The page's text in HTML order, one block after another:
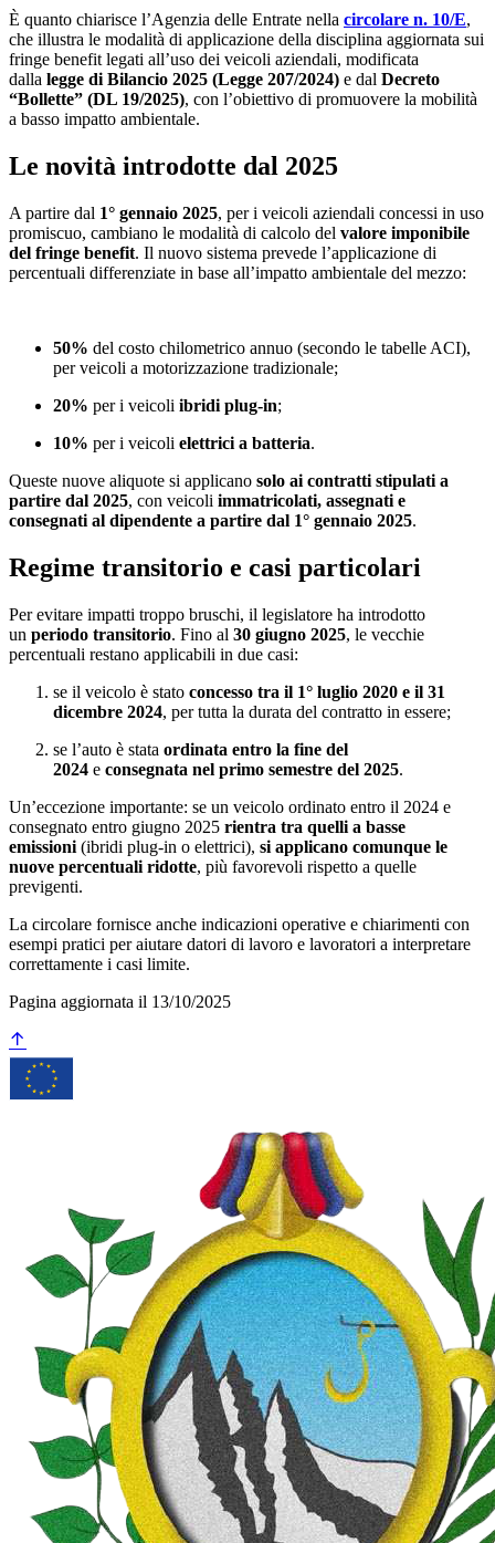
È quanto chiarisce l’Agenzia delle Entrate nella circolare n. 10/E,
che illustra le modalità di applicazione della disciplina aggiornata sui
fringe benefit legati all’uso dei veicoli aziendali, modificata
dalla legge di Bilancio 2025 (Legge 207/2024) e dal Decreto
“Bollette” (DL 19/2025), con l’obiettivo di promuovere la mobilità
a basso impatto ambientale.
Le novità introdotte dal 2025
A partire dal 1° gennaio 2025, per i veicoli aziendali concessi in uso
promiscuo, cambiano le modalità di calcolo del valore imponibile
del fringe benefit. Il nuovo sistema prevede l’applicazione di
percentuali differenziate in base all’impatto ambientale del mezzo:
50% del costo chilometrico annuo (secondo le tabelle ACI),
per veicoli a motorizzazione tradizionale;
20% per i veicoli ibridi plug-in;
10% per i veicoli elettrici a batteria.
Queste nuove aliquote si applicano solo ai contratti stipulati a
partire dal 2025, con veicoli immatricolati, assegnati e
consegnati al dipendente a partire dal 1° gennaio 2025.
Regime transitorio e casi particolari
Per evitare impatti troppo bruschi, il legislatore ha introdotto
un periodo transitorio. Fino al 30 giugno 2025, le vecchie
percentuali restano applicabili in due casi:
se il veicolo è stato concesso tra il 1° luglio 2020 e il 31
dicembre 2024, per tutta la durata del contratto in essere;
se l’auto è stata ordinata entro la fine del
2024 e consegnata nel primo semestre del 2025.
Un’eccezione importante: se un veicolo ordinato entro il 2024 e
consegnato entro giugno 2025 rientra tra quelli a basse
emissioni (ibridi plug-in o elettrici), si applicano comunque le
nuove percentuali ridotte, più favorevoli rispetto a quelle
previgenti.
La circolare fornisce anche indicazioni operative e chiarimenti con
esempi pratici per aiutare datori di lavoro e lavoratori a interpretare
correttamente i casi limite.
Pagina aggiornata il 13/10/2025